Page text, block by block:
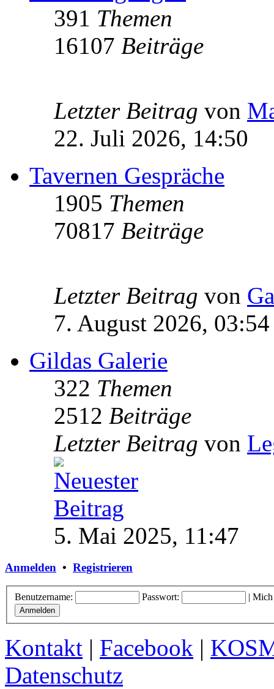
391 Themen
16107 Beiträge
Letzter Beitrag von
22. Juli 2026, 14:50
Tavernen Gespräche
1905 Themen
70817 Beiträge
Letzter Beitrag von
7. August 2026, 03:54
Gildas Galerie
322 Themen
2512 Beiträge
Letzter Beitrag von
5. Mai 2025, 11:47
Anmelden • Registrieren
Benutzername: Passwort: | Mich
Kontakt | Facebook |
Datenschutz